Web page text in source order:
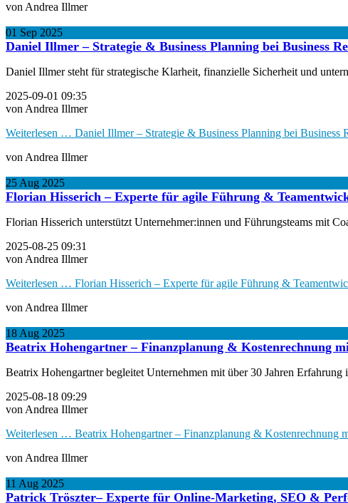
von Andrea Illmer
01 Sep 2025
Daniel Illmer – Strategie & Business Planning bei Business
Daniel Illmer steht für strategische Klarheit, finanzielle Sicherheit und
2025-09-01 09:35
von Andrea Illmer
Weiterlesen … Daniel Illmer – Strategie & Business Planning bei Business
von Andrea Illmer
25 Aug 2025
Florian Hisserich – Experte für agile Führung &
Florian Hisserich unterstützt Unternehmer:innen und Führungsteams mit
2025-08-25 09:31
von Andrea Illmer
Weiterlesen … Florian Hisserich – Experte für agile Führung &
von Andrea Illmer
18 Aug 2025
Beatrix Hohengartner – Finanzplanung & Kostenrechnung
Beatrix Hohengartner begleitet Unternehmen mit über 30 Jahren
2025-08-18 09:29
von Andrea Illmer
Weiterlesen … Beatrix Hohengartner – Finanzplanung & Kostenrechnung
von Andrea Illmer
11 Aug 2025
Patrick Tröszter– Experte für Online-Marketing, SEO &